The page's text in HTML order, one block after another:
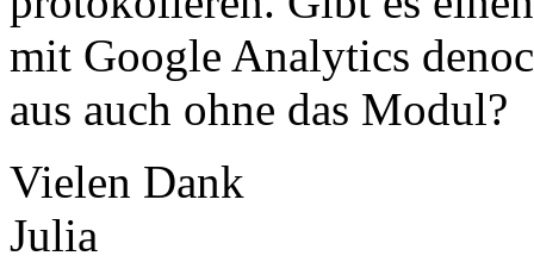
mit Google Analytics
aus auch ohne das Modul?
Vielen Dank
Julia